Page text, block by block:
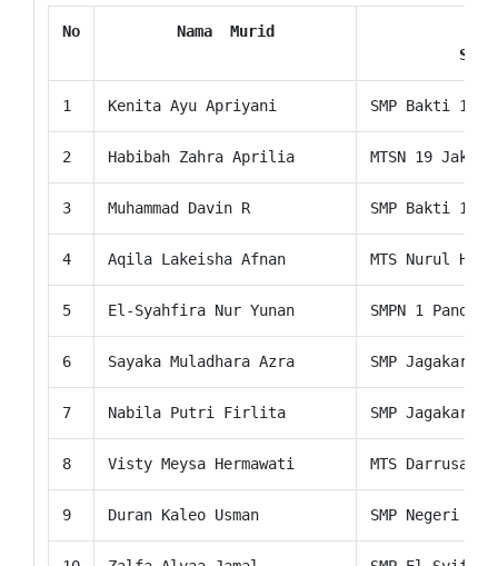
No Nama  Murid
1 Kenita Ayu Apriyani SMP Bakti 17
2 Habibah Zahra Aprilia MTSN 19
3 Muhammad Davin R SMP Bakti 17
4 Aqila Lakeisha Afnan MTS Nurul Huda
5 El-Syahfira Nur Yunan SMPN 1
6 Sayaka Muladhara Azra SMP Jagakarsa
7 Nabila Putri Firlita SMP Jagakarsa
8 Visty Meysa Hermawati MTS
9 Duran Kaleo Usman SMP Negeri 266